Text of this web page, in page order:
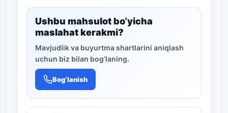
Ushbu mahsulot bo‘yicha
maslahat kerakmi?
Mavjudlik va buyurtma shartlarini aniqlash
uchun biz bilan bog‘laning.
Bog‘lanish